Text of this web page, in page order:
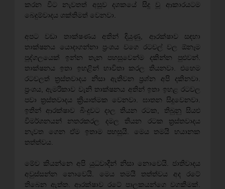
කරන විට නැවතත් අසූව දශකයේ සිදු වූ ආකාරයටම
බෙදුම්වාදය ශක්තිමත් වෙනවා.
අපට වඩා තාක්ෂණය අතින් දියුණු, ආරක්ෂාව සඳහා
තාක්ෂනය යොදාගන්නා ප්‍රංශය වගෙ රටවල් වල ඕනෑම
පුද්ගලයෙක් ඉන්න තැන පහසුවෙන්ම දකින්න පුළුවන්.
තාක්ෂනය ඉතා ඉහළින් භාවිතා කරල තියනවා. එහෙම
රටවලත් ත්‍රස්තවාදය නිසා ඇතිවන ප්‍රශ්න අපි දකිනවා.
ප්‍රංශය, ඇමරිකාව වැනි තාක්ෂනය අතින් ඉතා ඉහළ රටවල
පවා ත්‍රස්තවාදය ක්‍රියාත්මක වෙනවා. ඝාතන සිදුවෙනවා.
ඉතින් ආරක්ෂාව බිංදුවට දාල තියන රටක, තිබුනු සියළු
විමර්ශනයන් නතරකරල දමල තියන රටක ත්‍රස්තවාදය
නැවත ගෙන ඒම ඉතාම පහසුයි. මෙය තමයි භයානක
තත්ත්වය.
මේව කියන්නෙ අපි යුධවාදීන් නිසා නොවෙයි. ජාතිවාදය
අවුස්සන්න නොවෙයි. මෙය තමයි තත්ත්වය අද රටේ
තිබෙන ඇත්ත. ආරක්ෂාව රටේ පාලකයන්ගෙ වගකීමක්.